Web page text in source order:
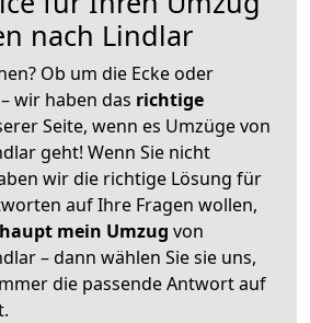
nach Lindlar
Ob um die Ecke oder
wir haben das richtige
Seite, wenn es Umzüge von
geht! Wenn Sie nicht
wir die richtige Lösung für
auf Ihre Fragen wollen,
mein Umzug von
– dann wählen Sie sie uns,
die passende Antwort auf